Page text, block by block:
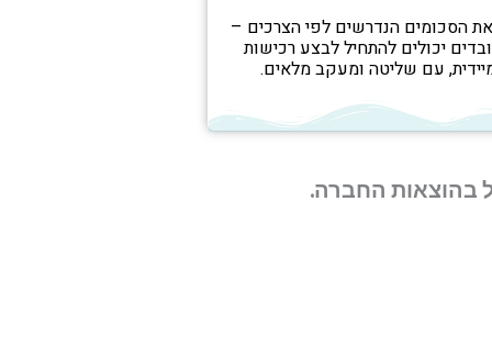
הסכומים הנדרשים לפי הצרכים –
יכולים להתחיל לבצע רכישות
עם שליטה ומעקב מלאים.
בהוצאות החברה.